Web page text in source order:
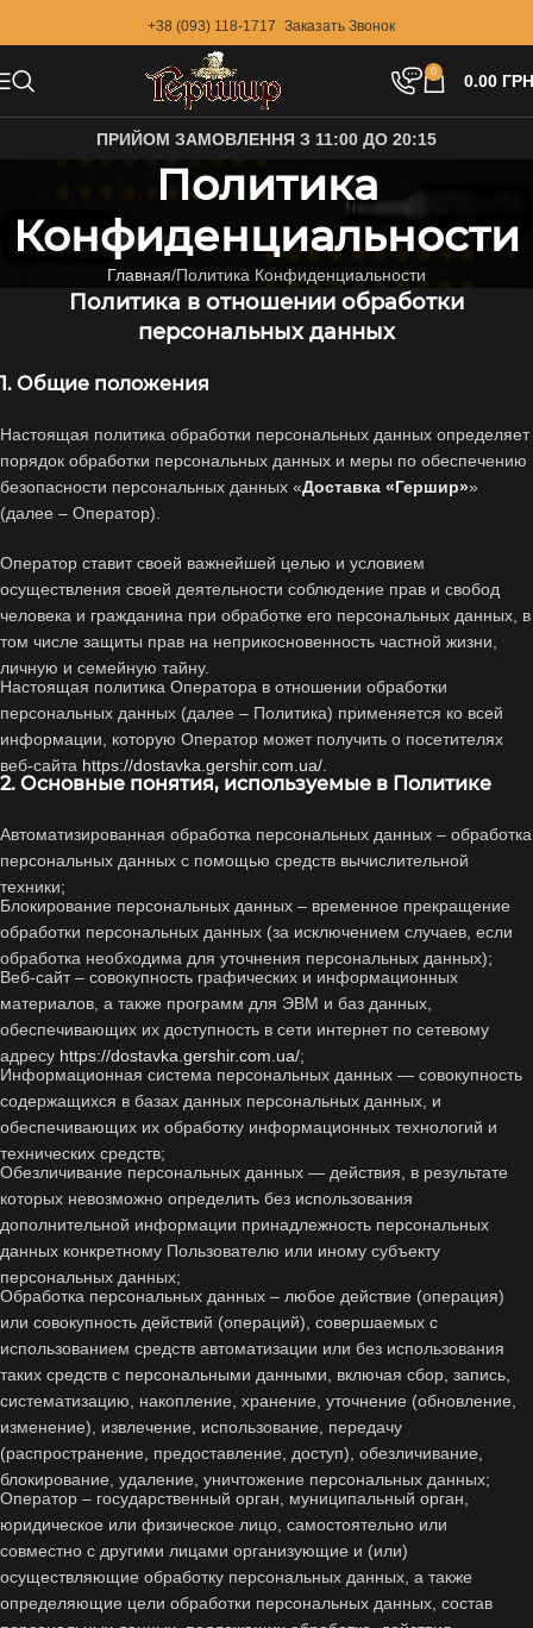
+38 (093) 118-1717 Заказать Звонок
0 0.00
ПРИЙОМ ЗАМОВЛЕННЯ З 11:00 ДО 20:15
Политика
Конфиденциальности
Главная Политика Конфиденциальности
Политика в отношении обработки
персональных данных
1. Общие положения
Настоящая политика обработки персональных данных определяет
порядок обработки персональных данных и меры по обеспечению
безопасности персональных данных «Доставка «Гершир»»
(далее – Оператор).
Оператор ставит своей важнейшей целью и условием
осуществления своей деятельности соблюдение прав и свобод
человека и гражданина при обработке его персональных данных, в
том числе защиты прав на неприкосновенность частной жизни,
личную и семейную тайну.
Настоящая политика Оператора в отношении обработки
персональных данных (далее – Политика) применяется ко всей
информации, которую Оператор может получить о посетителях
веб-сайта https://dostavka.gershir.com.ua/
2. Основные понятия, используемые в Политике
Автоматизированная обработка персональных данных – обработка
персональных данных с помощью средств вычислительной
техники;
Блокирование персональных данных – временное прекращение
обработки персональных данных (за исключением случаев, если
обработка необходима для уточнения персональных данных);
Веб-сайт – совокупность графических и информационных
материалов, а также программ для ЭВМ и баз данных,
обеспечивающих их доступность в сети интернет по сетевому
адресу https://dostavka.gershir.com.ua/;
Информационная система персональных данных — совокупность
содержащихся в базах данных персональных данных, и
обеспечивающих их обработку информационных технологий и
технических средств;
Обезличивание персональных данных — действия, в результате
которых невозможно определить без использования
дополнительной информации принадлежность персональных
данных конкретному Пользователю или иному субъекту
персональных данных;
Обработка персональных данных – любое действие (операция)
или совокупность действий (операций), совершаемых с
использованием средств автоматизации или без использования
таких средств с персональными данными, включая сбор, запись,
систематизацию, накопление, хранение, уточнение (обновление,
изменение), извлечение, использование, передачу
(распространение, предоставление, доступ), обезличивание,
блокирование, удаление, уничтожение персональных данных;
Оператор – государственный орган, муниципальный орган,
юридическое или физическое лицо, самостоятельно или
совместно с другими лицами организующие и (или)
осуществляющие обработку персональных данных, а также
определяющие цели обработки персональных данных, состав